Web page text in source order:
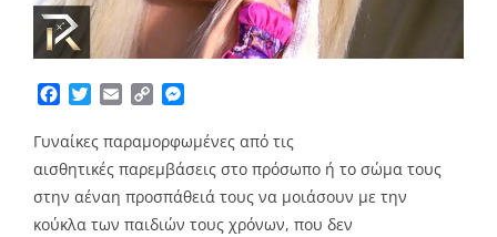
Facebook
TwitterEmailCopy
Γυναίκες παραμορφωμένες από τις
αισθητικές παρεμβάσεις στο πρόσωπο ή το σώμα τους
στην αέναη προσπάθειά τους να μοιάσουν με την
κούκλα των παιδιών τους χρόνων, που δεν